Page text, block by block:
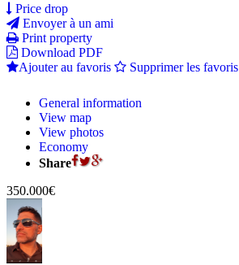
Price drop
Envoyer à un ami
Print property
Download PDF
Ajouter au favoris
Supprimer les favoris
General information
View map
View photos
Economy
Share
350.000€